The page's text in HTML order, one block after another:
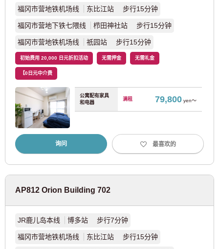
福冈市营地铁机场线 东比江站 步行15分钟
福冈市营地下铁七隈线 栉田神社站 步行15分钟
福冈市营地铁机场线 祇园站 步行15分钟
初始费用 20,000 日元折扣活动 无需押金 无需礼金
【0日元中介费
公寓配有家具
和电器
满租 79,800yen～
询问 最喜欢的
AP812 Orion Building 702
JR鹿儿岛本线 博多站 步行7分钟
福冈市营地铁机场线 东比江站 步行15分钟
阪神本线 (9)
阪急电铁株式会社
阪急神户线
福冈
JR九州
JR鹿儿岛本线 (68)
福冈市交通局
福冈市营地铁机场线 (96)